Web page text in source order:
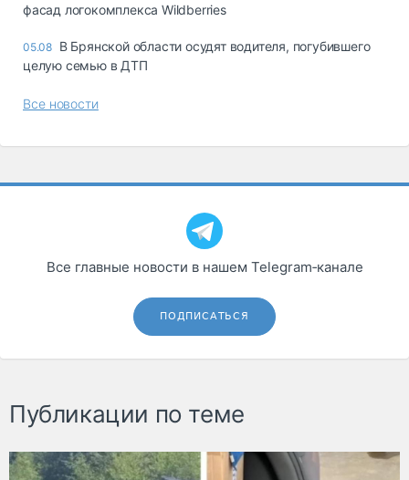
фасад логокомплекса Wildberries
05.08 В Брянской области осудят водителя, погубившего
целую семью в ДТП
Все новости
Все главные новости в нашем Telegram‑канале
ПОДПИСАТЬСЯ
Публикации по теме